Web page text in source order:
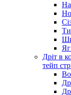
Дріт в
тейп